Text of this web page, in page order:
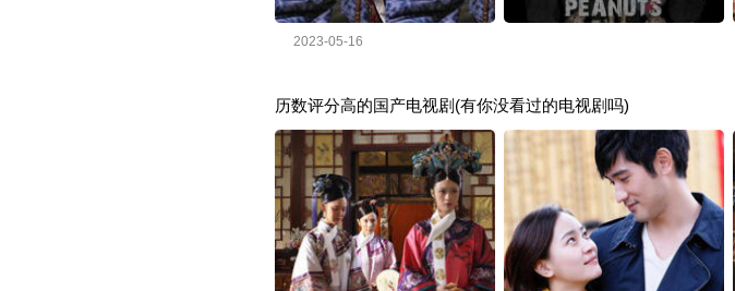
2023-05-16
历数评分高的国产电视剧(有你没看过的电视剧吗)